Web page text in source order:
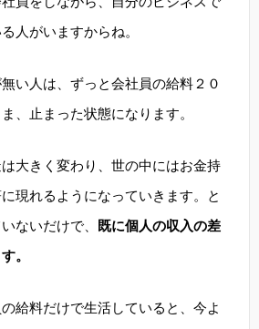
人がいますからね。
い人は、ずっと会社員の給料２０
、止まった状態になります。
大きく変わり、世の中にはお金持
現れるようになっていきます。と
ないだけで、
既に個人の収入の差
。
給料だけで生活していると、今よ